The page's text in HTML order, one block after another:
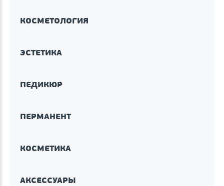
КОСМЕТОЛОГИЯ
ЭСТЕТИКА
ПЕДИКЮР
ПЕРМАНЕНТ
КОСМЕТИКА
АКСЕССУАРЫ